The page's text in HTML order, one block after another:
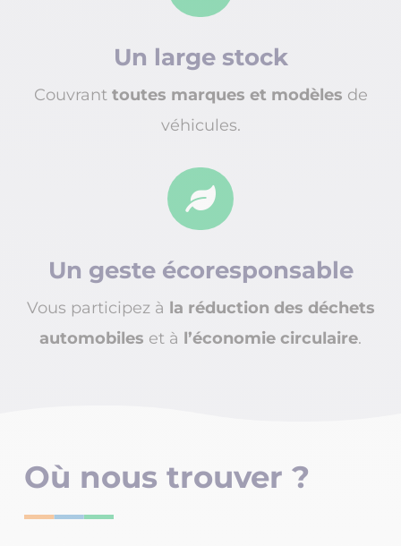
Un large stock
Couvrant toutes marques et modèles de
véhicules.

Un geste écoresponsable
Vous participez à la réduction des déchets
automobiles et à l’économie circulaire.
Où nous trouver ?